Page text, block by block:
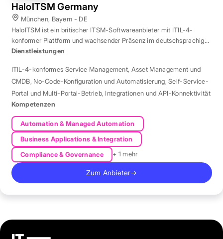
HaloITSM Germany
München, Bayern - DE
HaloITSM ist ein britischer ITSM-Softwareanbieter mit ITIL-4-
konformer Plattform und wachsender Präsenz im deutschsprachigen
Markt.
Dienstleistungen
ITIL-4-konformes Service Management, Asset Management und
CMDB, No-Code-Konfiguration und Automatisierung,Self-Service-
Portal und Multi-Portal-Betrieb, Integrationen und API-Konnektivität
Kompetenzen
Automation & Managed Automation
Business Applications & Integration
Compliance & Governance
+ 1 mehr
Zum Anbieter→